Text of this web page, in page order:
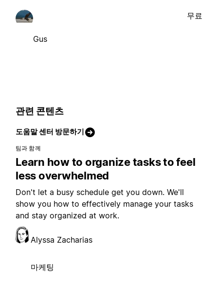
Gus
무료
관련 콘텐츠
도움말 센터 방문하기
팀과 함께
Learn how to organize tasks to feel
less overwhelmed
Don't let a busy schedule get you down. We'll
show you how to effectively manage your tasks
and stay organized at work.
Alyssa Zacharias
마케팅